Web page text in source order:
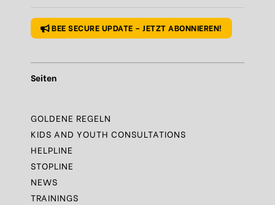
BEE SECURE UPDATE – JETZT ABONNIEREN!
Seiten
GOLDENE REGELN
KIDS AND YOUTH CONSULTATIONS
HELPLINE
STOPLINE
NEWS
TRAININGS